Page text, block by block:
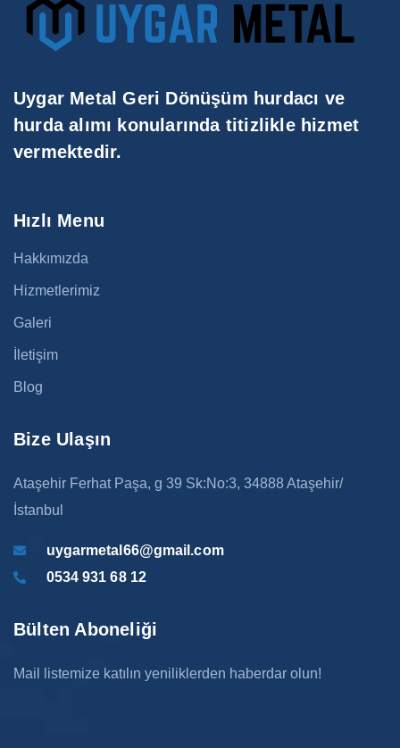
Uygar Metal Geri Dönüşüm hurdacı ve
hurda alımı konularında titizlikle hizmet
vermektedir.
Hızlı Menu
Hakkımızda
Hizmetlerimiz
Galeri
İletişim
Blog
Bize Ulaşın
Ataşehir Ferhat Paşa, g 39 Sk:No:3, 34888 Ataşehir/
İstanbul
uygarmetal66@gmail.com
0534 931 68 12
Bülten Aboneliği
Mail listemize katılın yeniliklerden haberdar olun!